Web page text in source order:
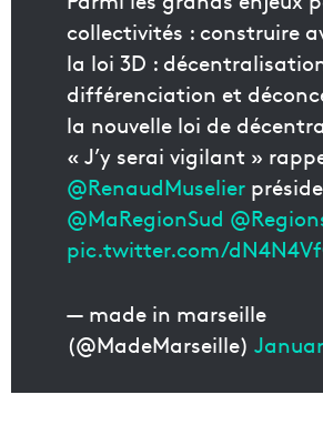
collectivités : construire
la loi 3D :
différenciation et
la nouvelle loi de
« J’y serai vigilant »
@RenaudMuselier
@MaRegionSud
pic.twitter.com/
— made in marseille
(@MadeMarseille)